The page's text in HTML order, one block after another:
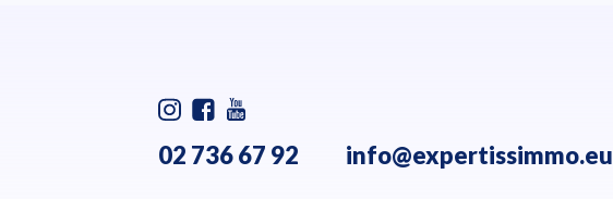
02 736 67 92 info@expertissimmo.eu